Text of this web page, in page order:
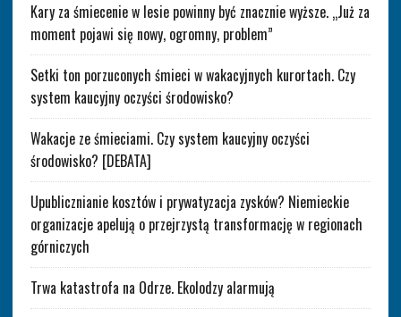
Kary za śmiecenie w lesie powinny być znacznie wyższe. „Już za
moment pojawi się nowy, ogromny, problem”
Setki ton porzuconych śmieci w wakacyjnych kurortach. Czy
system kaucyjny oczyści środowisko?
Wakacje ze śmieciami. Czy system kaucyjny oczyści
środowisko? [DEBATA]
Upublicznianie kosztów i prywatyzacja zysków? Niemieckie
organizacje apelują o przejrzystą transformację w regionach
górniczych
Trwa katastrofa na Odrze. Ekolodzy alarmują